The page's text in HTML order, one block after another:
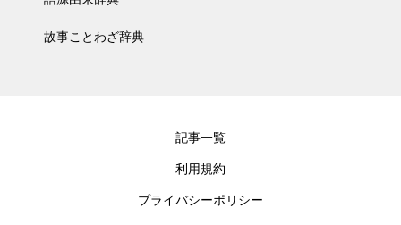
故事ことわざ辞典
記事一覧
利用規約
プライバシーポリシー